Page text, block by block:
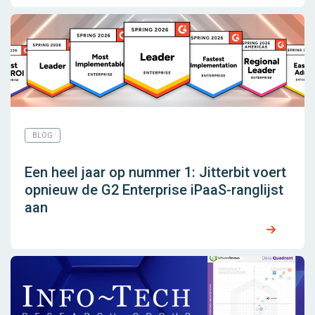
BLOG
Een heel jaar op nummer 1: Jitterbit voert
opnieuw de G2 Enterprise iPaaS-ranglijst
aan